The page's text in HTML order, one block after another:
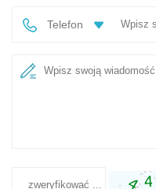
Telefon